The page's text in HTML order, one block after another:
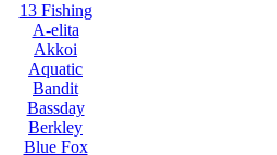
13 Fishing
A-elita
Akkoi
Aquatic
Bandit
Bassday
Berkley
Blue Fox